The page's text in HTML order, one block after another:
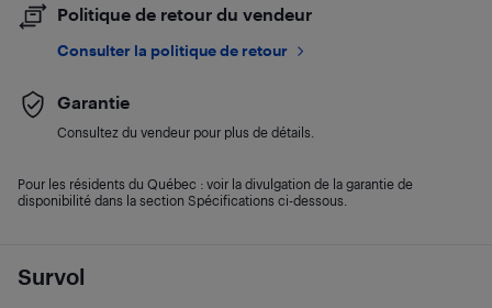
Survol
Politique de retour du vendeur
Consulter la politique de retour
Garantie
Consultez du vendeur pour plus de détails.
Pour les résidents du Québec : voir la divulgation de la garantie de
disponibilité dans la section Spécifications ci-dessous.